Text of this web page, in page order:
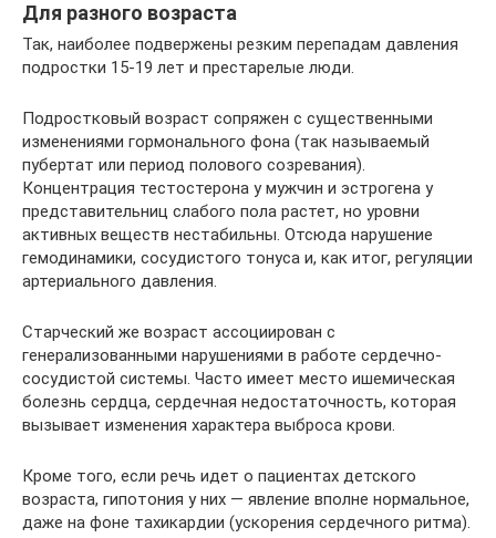
Для разного возраста
Так, наиболее подвержены резким перепадам давления
подростки 15-19 лет и престарелые люди.
Подростковый возраст сопряжен с существенными
изменениями гормонального фона (так называемый
пубертат или период полового созревания).
Концентрация тестостерона у мужчин и эстрогена у
представительниц слабого пола растет, но уровни
активных веществ нестабильны. Отсюда нарушение
гемодинамики, сосудистого тонуса и, как итог, регуляции
артериального давления.
Старческий же возраст ассоциирован с
генерализованными нарушениями в работе сердечно-
сосудистой системы. Часто имеет место ишемическая
болезнь сердца, сердечная недостаточность, которая
вызывает изменения характера выброса крови.
Кроме того, если речь идет о пациентах детского
возраста, гипотония у них — явление вполне нормальное,
даже на фоне тахикардии (ускорения сердечного ритма).